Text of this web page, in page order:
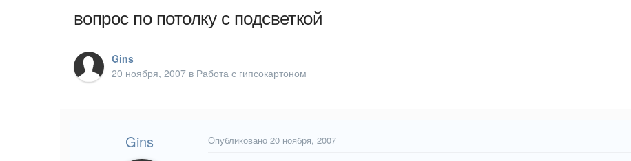
вопрос по потолку с подсветкой
Gins
20 ноября, 2007 в Работа с гипсокартоном
Gins Опубликовано 20 ноября, 2007